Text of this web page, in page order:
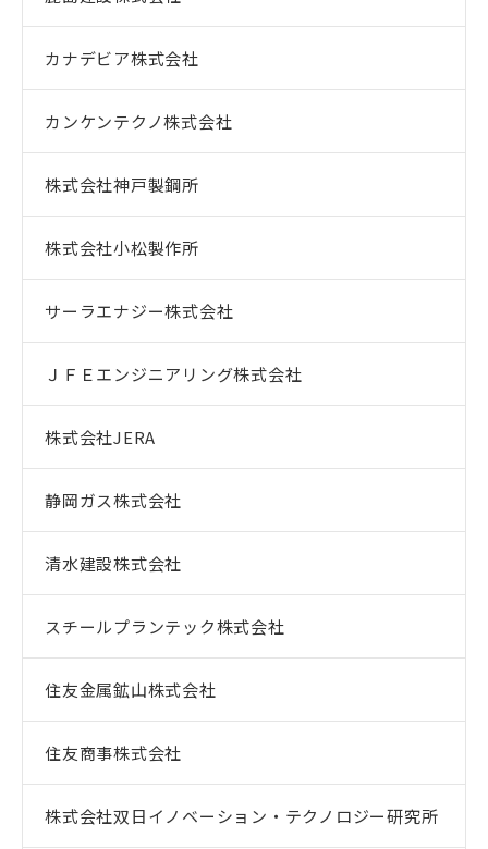
カナデビア株式会社
カンケンテクノ株式会社
株式会社神戸製鋼所
株式会社小松製作所
サーラエナジー株式会社
ＪＦＥエンジニアリング株式会社
株式会社JERA
静岡ガス株式会社
清水建設株式会社
スチールプランテック株式会社
住友金属鉱山株式会社
住友商事株式会社
株式会社双日イノベーション・テクノロジー研究所